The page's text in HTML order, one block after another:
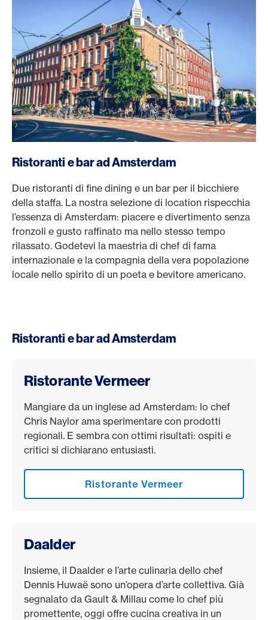
Ristoranti e bar ad Amsterdam
Due ristoranti di fine dining e un bar per il bicchiere
della staffa. La nostra selezione di location rispecchia
l’essenza di Amsterdam: piacere e divertimento senza
fronzoli e gusto raffinato ma nello stesso tempo
rilassato. Godetevi la maestria di chef di fama
internazionale e la compagnia della vera popolazione
locale nello spirito di un poeta e bevitore americano.
Ristoranti e bar ad Amsterdam
Ristorante Vermeer
Mangiare da un inglese ad Amsterdam: lo chef
Chris Naylor ama sperimentare con prodotti
regionali. E sembra con ottimi risultati: ospiti e
critici si dichiarano entusiasti.
Ristorante Vermeer
Daalder
Insieme, il Daalder e l’arte culinaria dello chef
Dennis Huwaë sono un’opera d’arte collettiva. Già
segnalato da Gault & Millau come lo chef più
promettente, oggi offre cucina creativa in un